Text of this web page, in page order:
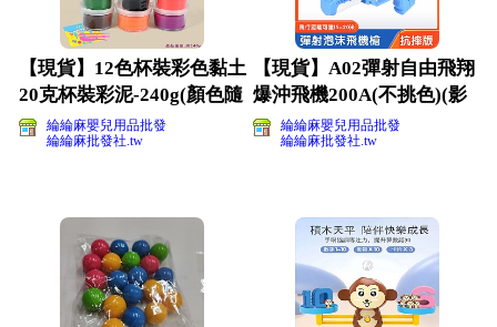
【現貨】12色杯裝彩色黏土
20克杯裝彩泥-240g(顏色隨
機)
綸綸麻嬰兒用品批發
綸綸麻批發社.tw
【現貨】A02彈射自由飛翔
爆沖飛機200A(不挑色)(影
片必看)
綸綸麻嬰兒用品批發
綸綸麻批發社.tw